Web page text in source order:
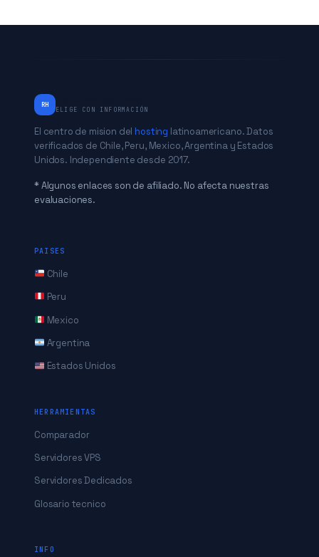
RH
ELIGE CON INFORMACIÓN
El centro de mision del hosting latinoamericano. Datos
verificados de Chile, Peru, Mexico, Argentina y Estados
Unidos. Independiente desde 2017.
* Algunos enlaces son de afiliado. No afecta nuestras
evaluaciones.
PAISES
Chile
Peru
Mexico
Argentina
Estados Unidos
HERRAMIENTAS
Comparador
Servidores VPS
Servidores Dedicados
Glosario tecnico
INFO